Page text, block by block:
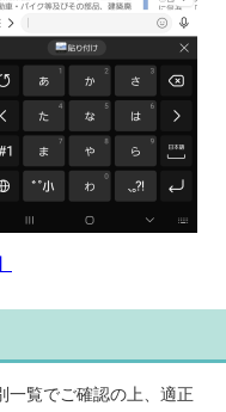
一覧でご確認の上、適正